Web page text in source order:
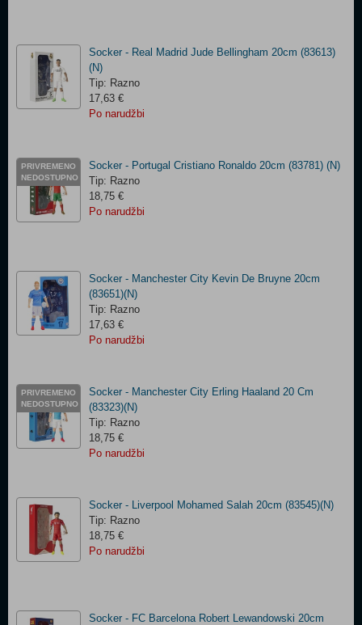
Socker - Real Madrid Jude Bellingham 20cm (83613)
(N)
Tip: Razno
17,63 €
Po narudžbi
PRIVREMENO
NEDOSTUPNO
Socker - Portugal Cristiano Ronaldo 20cm (83781) (N)
Tip: Razno
18,75 €
Po narudžbi
Socker - Manchester City Kevin De Bruyne 20cm
(83651)(N)
Tip: Razno
17,63 €
Po narudžbi
PRIVREMENO
NEDOSTUPNO
Socker - Manchester City Erling Haaland 20 Cm
(83323)(N)
Tip: Razno
18,75 €
Po narudžbi
Socker - Liverpool Mohamed Salah 20cm (83545)(N)
Tip: Razno
18,75 €
Po narudžbi
Socker - FC Barcelona Robert Lewandowski 20cm